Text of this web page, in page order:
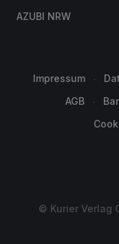
AZUBI NRW
Impressum
AGB
© Kurier Verlag